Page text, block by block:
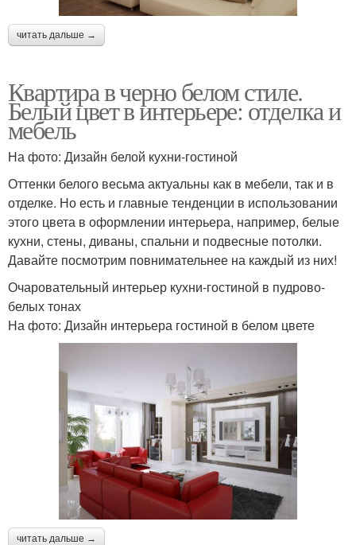
читать дальше →
Квартира в черно белом стиле.
Белый цвет в интерьере: отделка и
мебель
На фото: Дизайн белой кухни-гостиной
Оттенки белого весьма актуальны как в мебели, так и в
отделке. Но есть и главные тенденции в использовании
этого цвета в оформлении интерьера, например, белые
кухни, стены, диваны, спальни и подвесные потолки.
Давайте посмотрим повнимательнее на каждый из них!
Очаровательный интерьер кухни-гостиной в пудрово-
белых тонах
На фото: Дизайн интерьера гостиной в белом цвете
читать дальше →